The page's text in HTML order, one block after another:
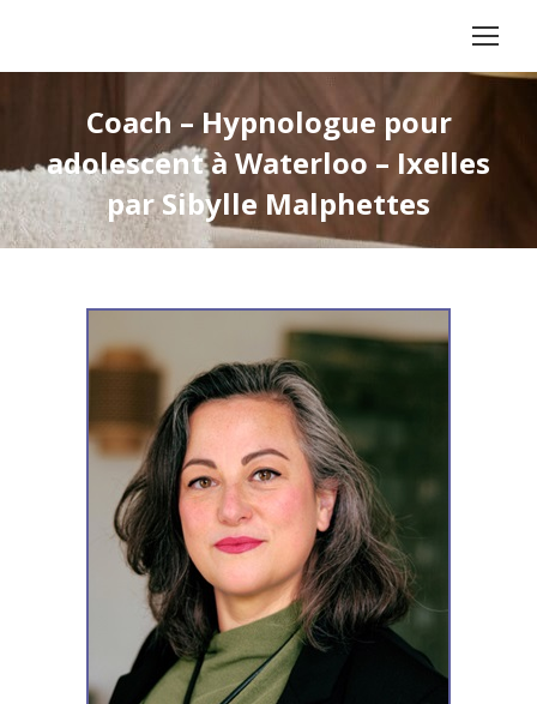
Coach – Hypnologue pour
adolescent à Waterloo – Ixelles
par Sibylle Malphettes